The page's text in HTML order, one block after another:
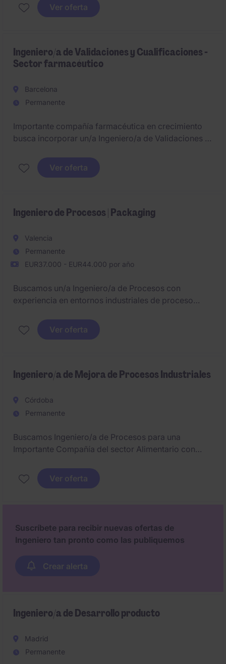
Fabricación.Ver oferta
Ingeniero/a de Validaciones y Cualificaciones -
Sector farmacéutico
Barcelona
Permanente
Importante compañía farmacéutica en crecimiento
busca incorporar un/a Ingeniero/a de Validaciones y
GMP. Excelente oportunidad para integrarse en un
proyecto industrial de alta complejidad técnica
Ver oferta
Ingeniero de Procesos | Packaging
Valencia
Permanente
EUR37.000 - EUR44.000 por año
Buscamos un/a Ingeniero/a de Procesos con
experiencia en entornos industriales de proceso
optimización productiva y análisis de datos en una
planta altamente automatizada. La posición ofrece la
impacto directo en la eficiencia y el rendimiento
Ver oferta
Ingeniero/a de Mejora de Procesos Industriales
Córdoba
Permanente
Buscamos Ingeniero/a de Procesos para una
Importante Compañía del sector Alimentario con
proyectos de mejora de procesos industriales y
ampliaciones de planta.
Ver oferta
Suscríbete para recibir nuevas ofertas de
Ingeniero tan pronto como las publiquemos
Crear alerta
Ingeniero/a de Desarrollo producto
Madrid
Permanente